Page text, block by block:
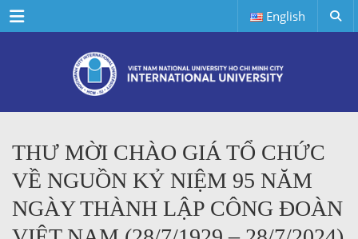
Menu English
THƯ MỜI CHÀO GIÁ TỔ CHỨC
VỀ NGUỒN KỶ NIỆM 95 NĂM
NGÀY THÀNH LẬP CÔNG ĐOÀN